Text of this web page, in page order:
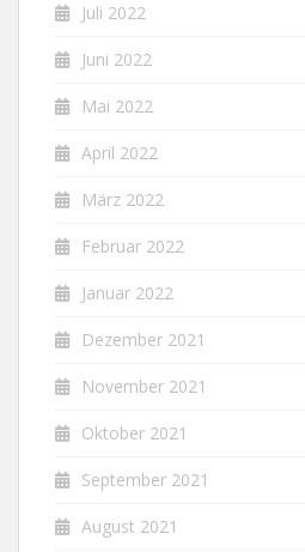
Juli 2022
Juni 2022
Mai 2022
April 2022
März 2022
Februar 2022
Januar 2022
Dezember 2021
November 2021
Oktober 2021
September 2021
August 2021